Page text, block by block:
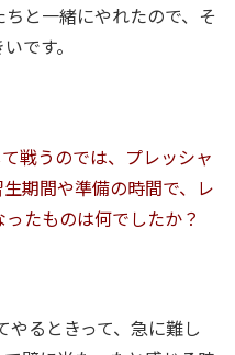
と一緒にやれたので、そ
です。
戦うのでは、プレッシャ
期間や準備の時間で、レ
たものは何でしたか？
やるときって、急に難し